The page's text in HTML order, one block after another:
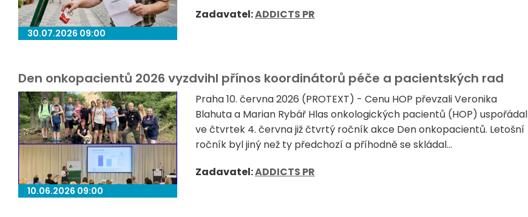
30.07.2026 09:00
Zadavatel:ADDICTS PR
Den onkopacientů 2026 vyzdvihl přínos koordinátorů péče a pacientských rad
10.06.2026 09:00
Praha 10. června 2026 (PROTEXT) - Cenu HOP převzali Veronika
Blahuta a Marian Rybář Hlas onkologických pacientů (HOP) uspořádal
ve čtvrtek 4. června již čtvrtý ročník akce Den onkopacientů. Letošní
ročník byl jiný než ty předchozí a příhodně se skládal...
Zadavatel:ADDICTS PR